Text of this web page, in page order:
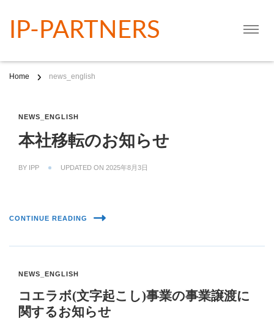
IP-PARTNERS
Home news_english
NEWS_ENGLISH
本社移転のお知らせ
BY IPP UPDATED ON 2025年8月3日
CONTINUE READING
NEWS_ENGLISH
コエラボ(文字起こし)事業の事業譲渡に
関するお知らせ